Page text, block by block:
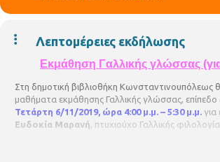
Λεπτομέρειες εκδήλωσης
Εκμάθηση Γαλλικής γλώσσας
Στη δημοτική βιβλιοθήκη Κωνσταντινουπόλεως
μαθήματα εκμάθησης Γαλλικής γλώσσας,
Τετάρτη 6/11/2019, ώρα 4:00 μ.μ. – 5:30 μ.μ. για
Ευδοκία Μαρανή , πτυχιούχο Γαλλικής